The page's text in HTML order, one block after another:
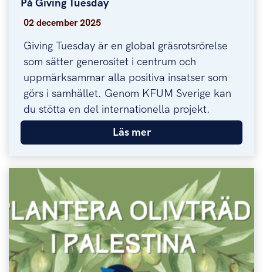
På Giving Tuesday
På Giving Tuesday
02 december 2025
Giving Tuesday är en global gräsrotsrörelse
som sätter generositet i centrum och
uppmärksammar alla positiva insatser som
görs i samhället. Genom KFUM Sverige kan
du stötta en del internationella projekt.
Läs mer